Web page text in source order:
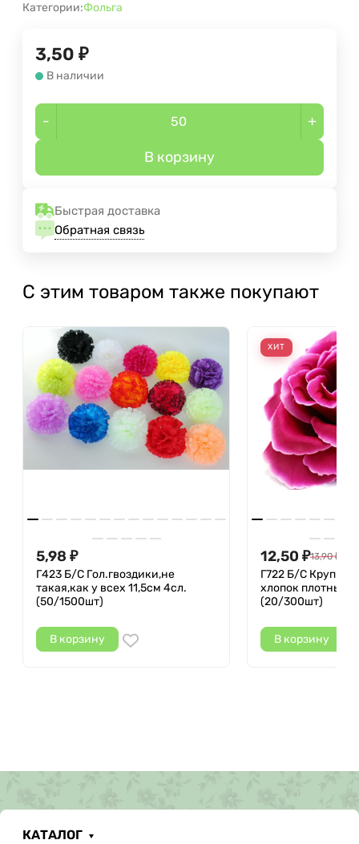
Категории:Фольга
3,50 ₽
В наличии
- +
В корзину
Быстрая доставка
Обратная связь
С этим товаром также покупают
5,98 ₽
Г423 Б/С Гол.гвоздики,не
такая,как у всех 11,5см 4сл.
(50/1500шт)
В корзину
ХИТ
12,50 ₽13,90 ₽
Г722 Б/С Крупная
хлопок плотный
(20/300шт)
В корзину
КАТАЛОГ